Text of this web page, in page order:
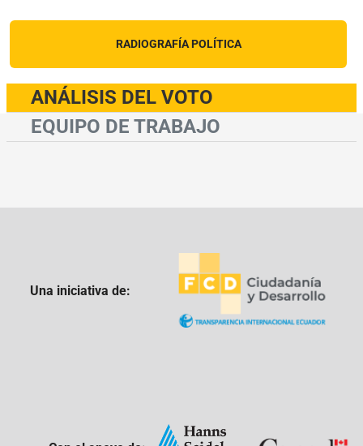
RADIOGRAFÍA POLÍTICA
ANÁLISIS DEL VOTO
EQUIPO DE TRABAJO
Una iniciativa de: